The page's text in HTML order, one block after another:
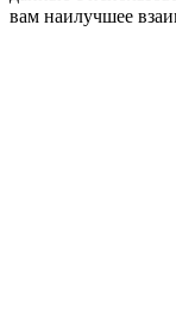
вам наилучшее